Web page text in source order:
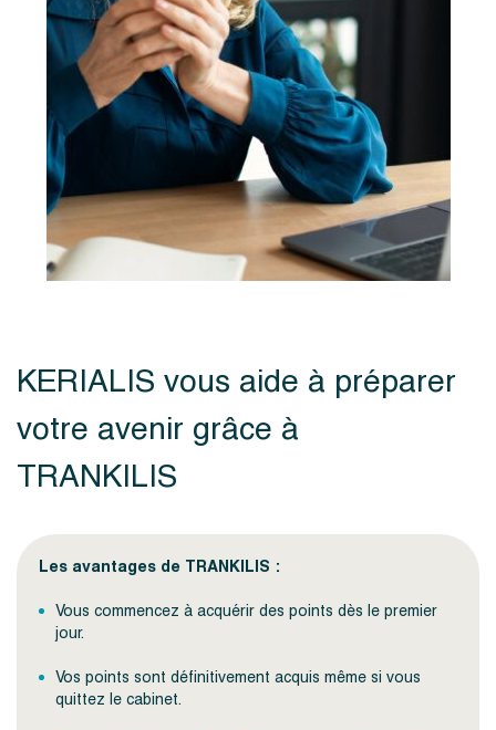
KERIALIS vous aide à préparer
votre avenir grâce à
TRANKILIS
Les avantages de TRANKILIS :
Vous commencez à acquérir des points dès le premier
jour.
Vos points sont définitivement acquis même si vous
quittez le cabinet.